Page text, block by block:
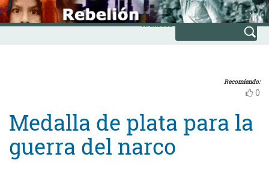
Skip
to
content
INICIO
Avanzada
Recomiendo:
0
Medalla de plata para la
guerra del narco